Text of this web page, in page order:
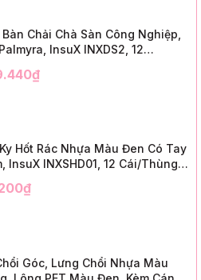
Chải Chà Sàn Công Nghiệp,
InsuX INXDS2, 12
Hốt Rác Nhựa Màu Đen Có Tay
InsuX INXSHD01, 12 Cái/Thùng,
Plastic)
Góc, Lưng Chổi Nhựa Màu